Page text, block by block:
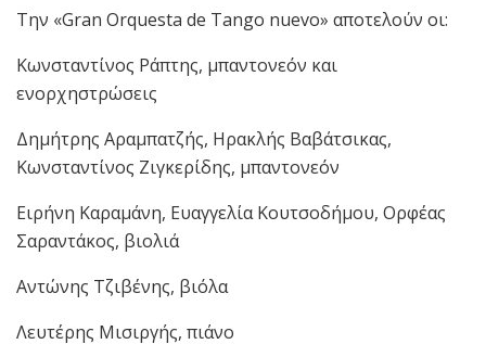
Την «Gran Orquesta de Tango nuevo» αποτελούν οι:
Κωνσταντίνος Ράπτης, μπαντονεόν και
ενορχηστρώσεις
Δημήτρης Αραμπατζής, Ηρακλής Βαβάτσικας,
Κωνσταντίνος Ζιγκερίδης, μπαντονεόν
Ειρήνη Καραμάνη, Ευαγγελία Κουτσοδήμου, Ορφέας
Σαραντάκος, βιολιά
Αντώνης Τζιβένης, βιόλα
Λευτέρης Μισιργής, πιάνο